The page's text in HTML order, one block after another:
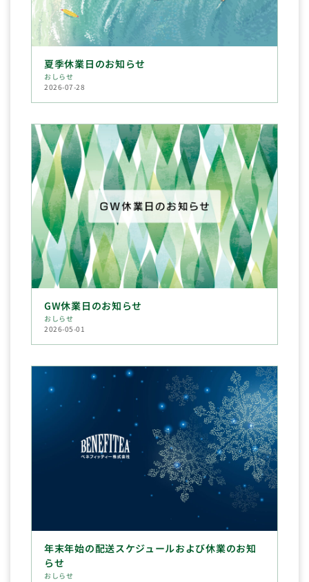
夏季休業日のお知らせ
おしらせ
2026-07-28
GW休業日のお知らせ
おしらせ
2026-05-01
年末年始の配送スケジュールおよび休業のお知
らせ
おしらせ